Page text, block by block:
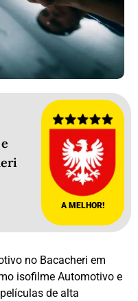
A MELHOR!
no Bacacheri em
isofilme Automotivo e
de alta